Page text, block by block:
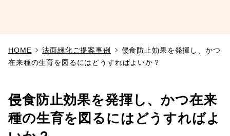
施工実績
よくあるご質問
HOME 法面緑化ご提案事例
侵食防止効果を発揮し、かつ
在来種の生育を図るにはどうすればよいか？
侵食防止効果を発揮し、かつ在来
種の生育を図るにはどうすればよ